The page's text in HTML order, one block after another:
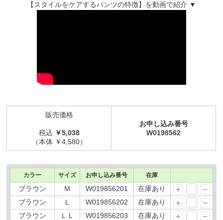
【スタイルをケアするパンツの特徴】を動画で紹介 ▼
販売価格
税込 ￥5,038
（本体 ￥4,580）
お申し込み番号
W0198562
カラー サイズ お申し込み番号 在庫
ブラウン Ｍ W019856201
在庫あり
ブラウン
Ｌ W019856202
在庫あり
ブラウン
ＬＬ W019856203
在庫あり